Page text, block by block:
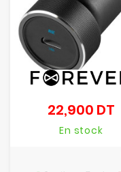
22,900 DT
En stock